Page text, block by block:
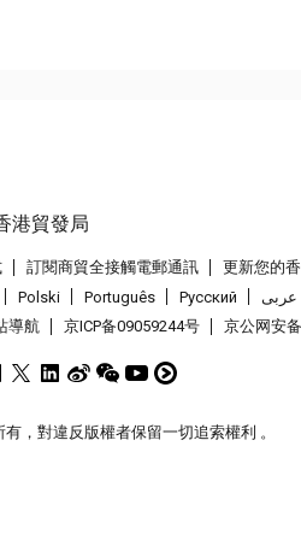
訂閱商貿全接觸電郵通訊
更新您的
Polski Português Pусский
عربى
導航 京ICP备09059244号 京公网安
，對違反版權者保留一切追索權利 。